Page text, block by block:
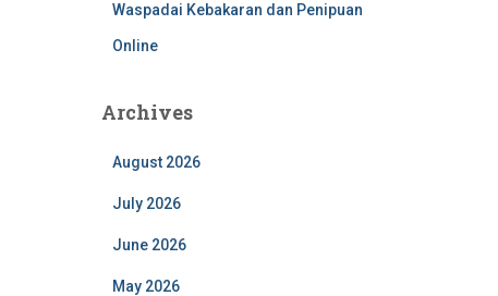
Waspadai Kebakaran dan Penipuan
Online
Archives
August 2026
July 2026
June 2026
May 2026